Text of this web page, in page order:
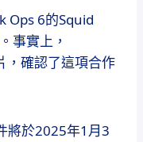
Ops 6的Squid
事實上，
，確認了這項合作
將於2025年1月3